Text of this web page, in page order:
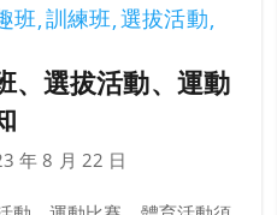
班 訓練班 選拔活動
、選拔活動、運動
年 8 月 22 日